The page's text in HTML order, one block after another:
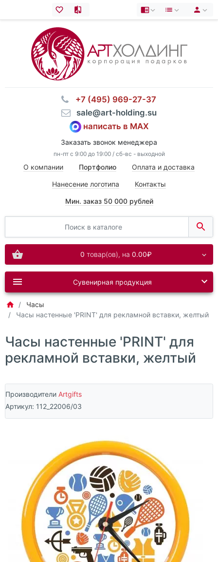
⠀+7 (495) 969-27-37
⠀sale@art-holding.su
написать в MAX
Заказать звонок менеджера
пн-пт с 9:00 до 19:00 / сб-вс - выходной
О компании Портфолио Оплата и доставка
Нанесение логотипа Контакты
Мин. заказ 50 000 рублей
0 товар(ов), на 0.00₽
Сувенирная продукция
Часы
Часы настенные 'PRINT' для рекламной вставки, желтый
Часы настенные 'PRINT' для
рекламной вставки, желтый
Производители Artgifts
Артикул: 112_22006/03